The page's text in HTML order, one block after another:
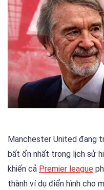
Manchester United đang
bất ổn nhất trong lịch sử
khiến cả Premier league
thành ví dụ điển hình cho